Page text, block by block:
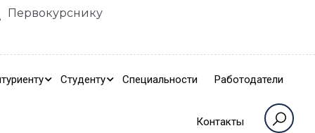
Первокурснику
Студенту Специальности Работодатели
Контакты